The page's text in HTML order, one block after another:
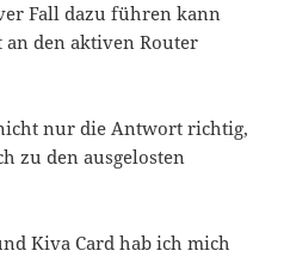
Fall dazu führen kann
an den aktiven Router
nur die Antwort richtig,
zu den ausgelosten
Kiva Card hab ich mich